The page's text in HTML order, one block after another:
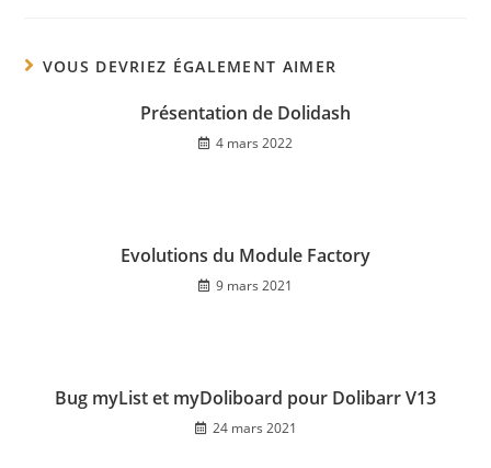
VOUS DEVRIEZ ÉGALEMENT AIMER
Présentation de Dolidash
4 mars 2022
Evolutions du Module Factory
9 mars 2021
Bug myList et myDoliboard pour Dolibarr V13
24 mars 2021